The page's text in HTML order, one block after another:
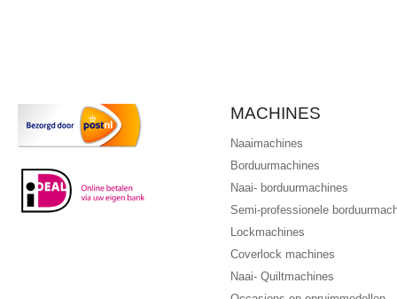
MACHINES
Naaimachines
Borduurmachines
Naai- borduurmachines
Semi-professionele
Lockmachines
Coverlock machines
Naai- Quiltmachines